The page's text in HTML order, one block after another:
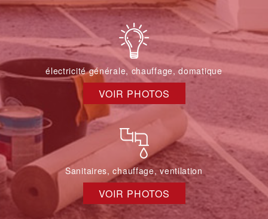
électricité générale, chauffage, domatique
VOIR PHOTOS
Sanitaires, chauffage, ventilation
VOIR PHOTOS